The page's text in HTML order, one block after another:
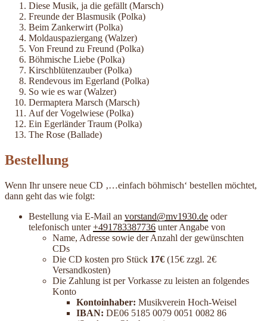
Diese Musik, ja die gefällt (Marsch)
Freunde der Blasmusik (Polka)
Beim Zankerwirt (Polka)
Moldauspaziergang (Walzer)
Von Freund zu Freund (Polka)
Böhmische Liebe (Polka)
Kirschblütenzauber (Polka)
Rendevous im Egerland (Polka)
So wie es war (Walzer)
Dermaptera Marsch (Marsch)
Auf der Vogelwiese (Polka)
Ein Egerländer Traum (Polka)
The Rose (Ballade)
Bestellung
Wenn Ihr unsere neue CD ‚…einfach böhmisch‘ bestellen möchtet,
dann geht das wie folgt:
Bestellung via E-Mail an vorstand@mv1930.de oder
telefonisch unter+491783387736 unter Angabe von
Name, Adresse sowie der Anzahl der gewünschten
CDs
Die CD kosten pro Stück 17€ (15€ zzgl. 2€
Versandkosten)
Die Zahlung ist per Vorkasse zu leisten an folgendes
Konto
Kontoinhaber: Musikverein Hoch-Weisel
IBAN: DE06 5185 0079 0051 0082 86